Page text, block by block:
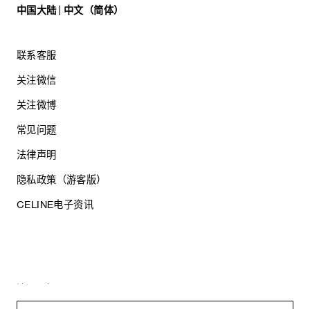
中国大陆 | 中文（简体）
联系客服
关注微信
关注微博
常见问题
法律声明
隐私政策（游客版）
CELINE电子资讯
思琳商贸（上海）有限公司